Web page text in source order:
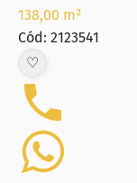
138,00 m²
Cód: 2123541
♡